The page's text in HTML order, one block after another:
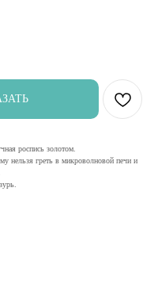
роспись золотом.
нельзя греть в микроволновой печи и